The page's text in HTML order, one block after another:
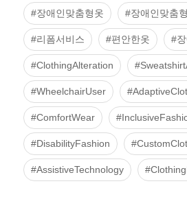
#장애인맞춤형옷 #장애인맞춤
#리폼서비스 #편안한옷 #
#ClothingAlteration
#WheelchairUser
#ComfortWear
#DisabilityFashion
#AssistiveTechnology